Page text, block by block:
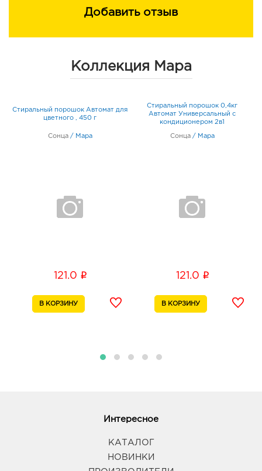
Добавить отзыв
Коллекция Мара
Стиральный порошок Автомат для
цветного , 450 г
Сонца / Мара
121.0 i
Стиральный порошок 0,4кг
Автомат Универсальный с
кондиционером 2в1
Сонца / Мара
121.0 i
Интересное
КАТАЛОГ
НОВИНКИ